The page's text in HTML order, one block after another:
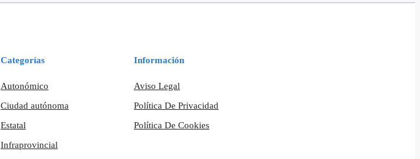
Categorías
Autonómico
Ciudad autónoma
Estatal
Infraprovincial
Información
Aviso Legal
Política De Privacidad
Política De Cookies